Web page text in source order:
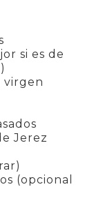
si es de
virgen
Jerez
(opcional